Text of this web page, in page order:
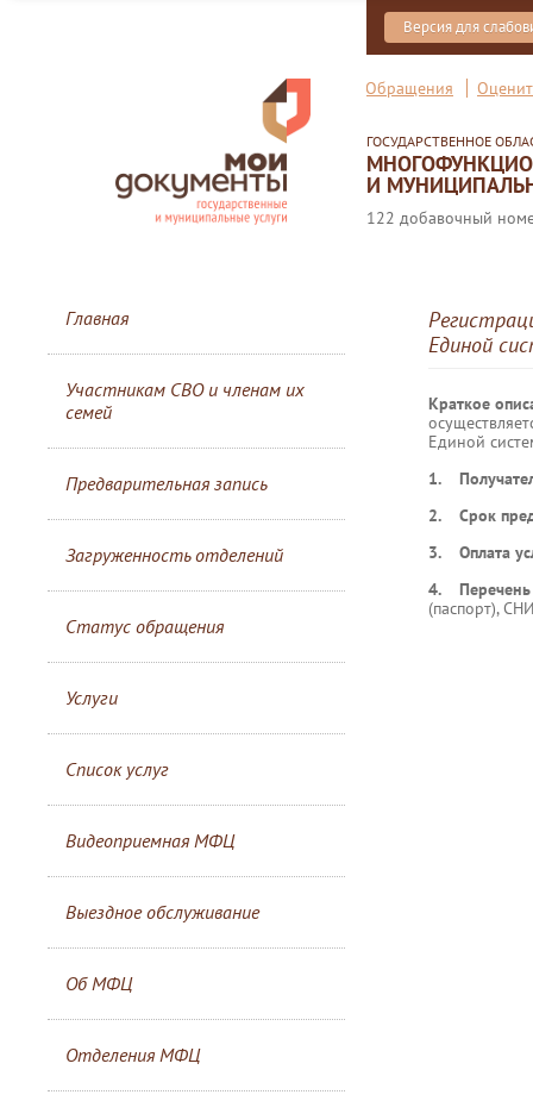
Версия для
Обращения
ГОСУДАРСТВЕННОЕ
И
122 добавочный
Главная
Участникам СВО и членам их
семей
Предварительная запись
Загруженность отделений
Статус обращения
Услуги
Список услуг
Видеоприемная МФЦ
Выездное обслуживание
Об МФЦ
Отделения МФЦ
Единой
Краткое
Единой
1.
2. Срок
3. Оплата
4. Перечень
(паспорт),